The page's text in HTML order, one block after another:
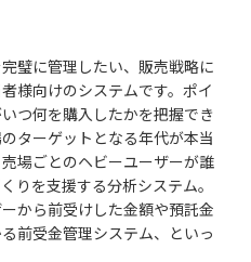
璧に管理したい、販売戦略に
様向けのシステムです。ポイ
つ何を購入したかを把握でき
ターゲットとなる年代が本当
場ごとのヘビーユーザーが誰
りを支援する分析システム。
から前受けした金額や預託金
前受金管理システム、といっ